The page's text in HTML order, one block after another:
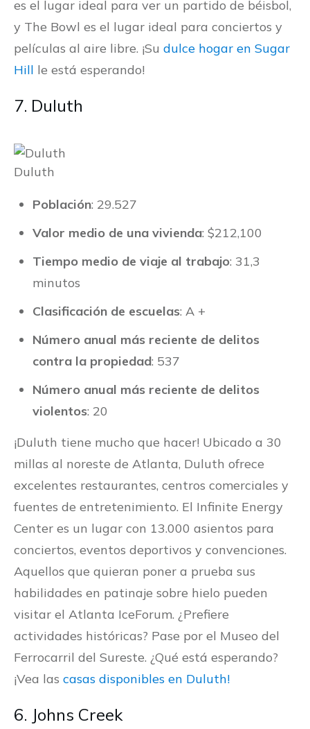
es el lugar ideal para ver un partido de béisbol,
y The Bowl es el lugar ideal para conciertos y
películas al aire libre. ¡Su dulce hogar en Sugar
Hill le está esperando!
7. Duluth
Duluth
Población: 29.527
Valor medio de una vivienda: $212,100
Tiempo medio de viaje al trabajo: 31,3
minutos
Clasificación de escuelas: A +
Número anual más reciente de delitos
contra la propiedad: 537
Número anual más reciente de delitos
violentos: 20
¡Duluth tiene mucho que hacer! Ubicado a 30
millas al noreste de Atlanta, Duluth ofrece
excelentes restaurantes, centros comerciales y
fuentes de entretenimiento. El Infinite Energy
Center es un lugar con 13.000 asientos para
conciertos, eventos deportivos y convenciones.
Aquellos que quieran poner a prueba sus
habilidades en patinaje sobre hielo pueden
visitar el Atlanta IceForum. ¿Prefiere
actividades históricas? Pase por el Museo del
Ferrocarril del Sureste. ¿Qué está esperando?
¡Vea las casas disponibles en Duluth!
6. Johns Creek